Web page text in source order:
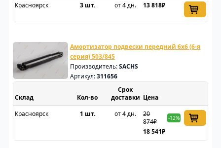
Красноярск
3 шт. от 4 дн. 13 818₽
Амортизатор подвески передний 6х6 (6-я
серия) 503/845
Производитель:SACHS
Артикул:311656
Склад
Срок
доставки Цена
Красноярск
1 шт. от 4 дн.
20
874₽
-12%
18 541₽